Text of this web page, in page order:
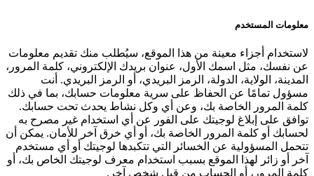
معلومات المستخدم
لاستخدام أجزاء معينة من هذا الموقع، سيُطلب منك تقديم معلومات
عن نفسك، مثل اسمك الأول، عنوان بريدك الإلكتروني، كلمة المرور،
المدينة، الولاية، الدولة، الرمز البريدي، أو الرمز البريدي. أنت
مسؤول تمامًا عن الحفاظ على سرية معلومات حسابك، بما في ذلك
كلمة المرور الخاصة بك، وعن أي وكل نشاط يحدث تحت حسابك.
توافق على إبلاغ لوجيتك على الفور عن أي استخدام غير مصرح به
لحسابك أو كلمة المرور الخاصة بك، أو أي خرق آخر للأمان. يمكن أن
تتحمل المسؤولية عن الخسائر التي تتكبدها لوجيتك أو أي مستخدم
آخر أو زائر لهذا الموقع بسبب استخدام معرف لوجيتك الخاص بك، أو
كلمة المرور، أو الحساب من قبل شخص آخر.